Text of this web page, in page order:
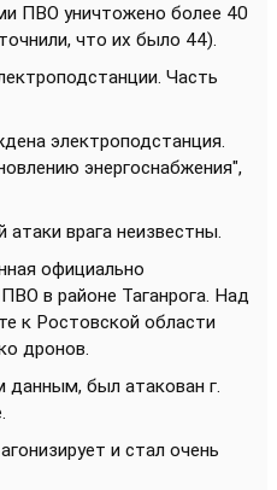
ПВО уничтожено более 40
что их было 44).
Часть
электроподстанция.
энергоснабжения",
врага неизвестны.
официально
в районе Таганрога. Над
к Ростовской области
дронов.
данным, был атакован г.
и стал очень